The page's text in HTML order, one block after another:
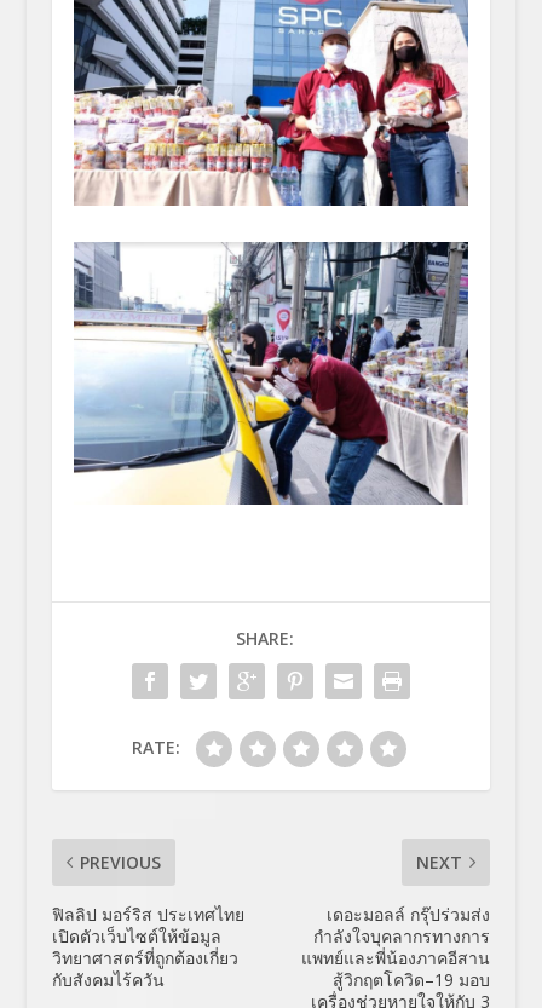
SHARE:
RATE:
PREVIOUS
ฟิลลิป มอร์ริส ประเทศไทย
เปิดตัวเว็บไซต์ให้ข้อมูล
วิทยาศาสตร์ที่ถูกต้องเกี่ยว
กับสังคมไร้ควัน
NEXT
เดอะมอลล์ กรุ๊ปร่วมส่ง
กำลังใจบุคลากรทางการ
แพทย์และพี่น้องภาคอีสาน
สู้วิกฤตโควิด–19 มอบ
เครื่องช่วยหายใจให้กับ 3